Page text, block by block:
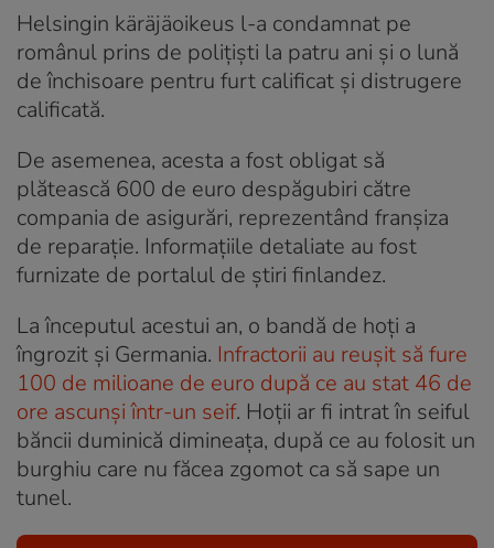
Helsingin käräjäoikeus l-a condamnat pe
românul prins de polițiști la patru ani și o lună
de închisoare pentru furt calificat și distrugere
calificată.
De asemenea, acesta a fost obligat să
plătească 600 de euro despăgubiri către
compania de asigurări, reprezentând franșiza
de reparație. Informațiile detaliate au fost
furnizate de portalul de știri finlandez.
La începutul acestui an, o bandă de hoți a
îngrozit și Germania. Infractorii au reușit să fure
100 de milioane de euro după ce au stat 46 de
ore ascunși într-un seif. Hoții ar fi intrat în seiful
băncii duminică dimineața, după ce au folosit un
burghiu care nu făcea zgomot ca să sape un
tunel.